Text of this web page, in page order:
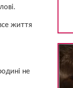
життя
не